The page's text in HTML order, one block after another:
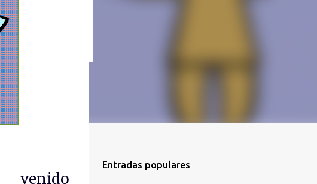
venido
Entradas populares